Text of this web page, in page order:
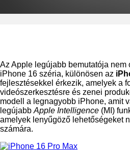
Az Apple legújabb bemutatója nem
iPhone 16 széria, különösen az
fejlesztésekkel érkezik, amelyek a
videószerkesztésre és zenei
modell a legnagyobb iPhone, amit
legújabb Apple Intelligence (MI)
amelyek lenyűgöző lehetőségeket
számára.